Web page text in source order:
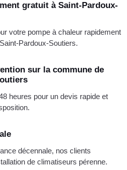
gratuit à Saint-Pardoux-
votre pompe à chaleur rapidement
Pardoux-Soutiers.
sur la commune de
heures pour un devis rapide et
décennale, nos clients
de climatiseurs pérenne.